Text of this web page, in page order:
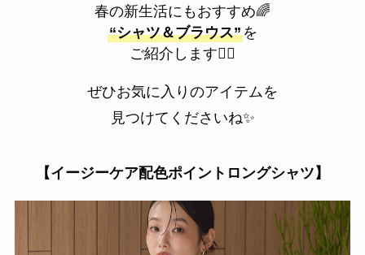
春の新生活にもおすすめ🌈
“シャツ＆ブラウス” を
ご紹介します💁‍♀️
ぜひお気に入りのアイテムを
見つけてくださいね✨
【イージーケア配色ポイントロングシャツ】